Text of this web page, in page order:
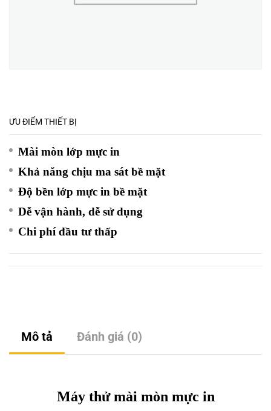
ƯU ĐIỂM THIẾT BỊ
Mài mòn lớp mực in
Khả năng chịu ma sát bề mặt
Độ bền lớp mực in bề mặt
Dễ vận hành, dễ sử dụng
Chi phí đầu tư thấp
Mô tả Đánh giá (0)
Máy thử mài mòn mực in